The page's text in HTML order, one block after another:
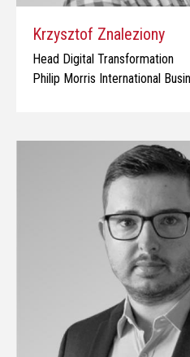
Krzysztof Znaleziony
Head Digital Transformation
Philip Morris International